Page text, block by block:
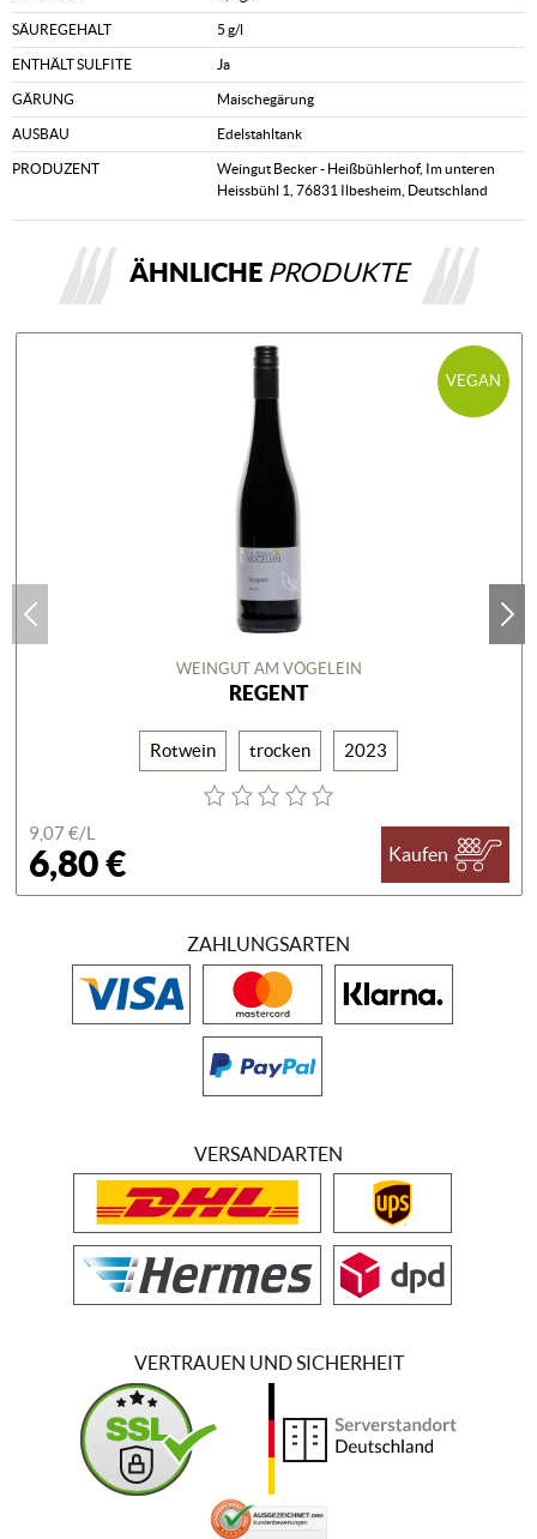
SÄUREGEHALT 5 g/l
ENTHÄLT SULFITE Ja
GÄRUNG Maischegärung
AUSBAU Edelstahltank
PRODUZENT
Weingut Becker - Heißbühlerhof, Im unteren
Heissbühl 1, 76831 Ilbesheim, Deutschland
ÄHNLICHE PRODUKTE
VEGAN
WEINGUT AM VÖGELEIN
REGENT
Rotwein trocken 2023
9,07 €/L
6,80 € Kaufen
ZAHLUNGSARTEN
VERSANDARTEN
VERTRAUEN UND SICHERHEIT